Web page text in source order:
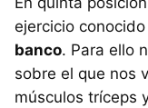
ejercicio
banco. Para ello
sobre el que nos
músculos tríceps